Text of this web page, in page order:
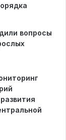
вопросы